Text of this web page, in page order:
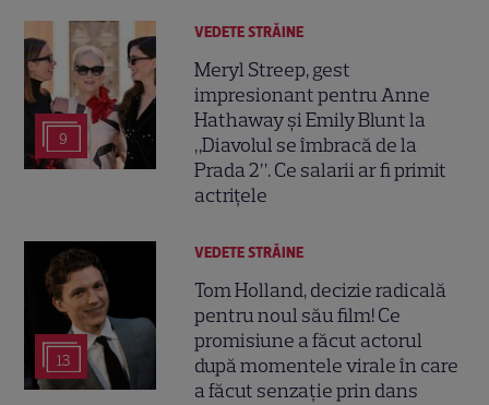
9
VEDETE STRĂINE
Meryl Streep, gest
impresionant pentru Anne
Hathaway și Emily Blunt la
„Diavolul se îmbracă de la
Prada 2”. Ce salarii ar fi primit
actrițele
13
VEDETE STRĂINE
Tom Holland, decizie radicală
pentru noul său film! Ce
promisiune a făcut actorul
după momentele virale în care
a făcut senzație prin dans